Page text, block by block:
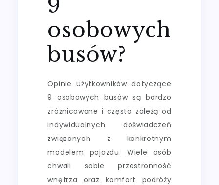
9
osobowych
busów?
Opinie użytkowników dotyczące
9 osobowych busów są bardzo
zróżnicowane i często zależą od
indywidualnych doświadczeń
związanych z konkretnym
modelem pojazdu. Wiele osób
chwali sobie przestronność
wnętrza oraz komfort podróży